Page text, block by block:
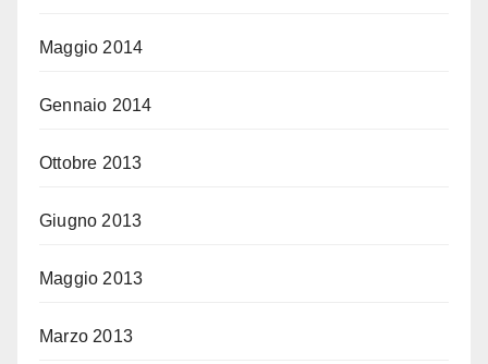
Maggio 2014
Gennaio 2014
Ottobre 2013
Giugno 2013
Maggio 2013
Marzo 2013